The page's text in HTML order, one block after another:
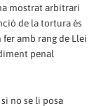
mostrat arbitrari
de la tortura és
amb rang de Llei
penal
no se li posa